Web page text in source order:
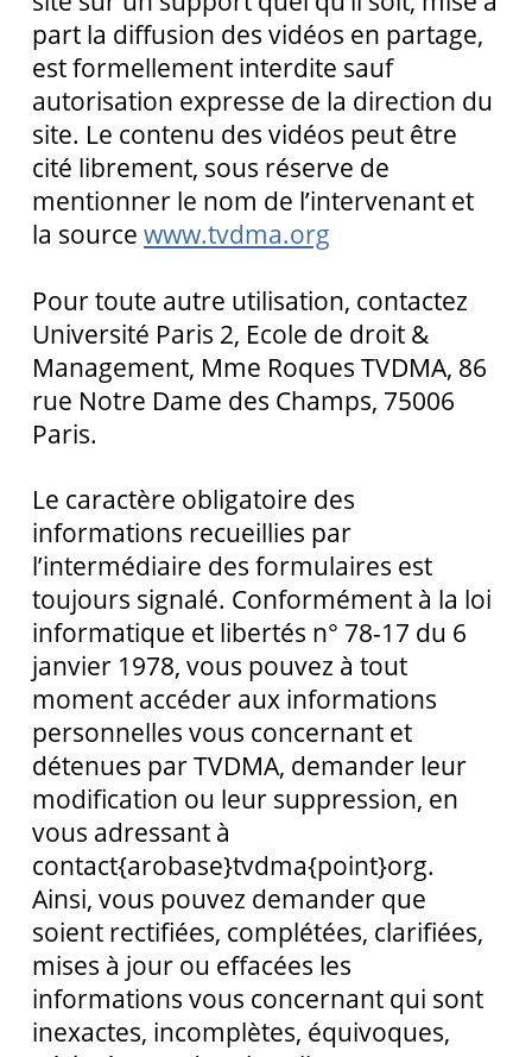
part la diffusion des vidéos en partage,
est formellement interdite sauf
autorisation expresse de la direction du
site. Le contenu des vidéos peut être
cité librement, sous réserve de
mentionner le nom de l’intervenant et
la sourcewww.tvdma.org
Pour toute autre utilisation, contactez
Université Paris 2, Ecole de droit &
Management, Mme Roques TVDMA, 86
rue Notre Dame des Champs, 75006
Paris.
Le caractère obligatoire des
informations recueillies par
l’intermédiaire des formulaires est
toujours signalé. Conformément à la loi
informatique et libertés n° 78-17 du 6
janvier 1978, vous pouvez à tout
moment accéder aux informations
personnelles vous concernant et
détenues par TVDMA, demander leur
modification ou leur suppression, en
vous adressant à
contact{arobase}tvdma{point}org.
Ainsi, vous pouvez demander que
soient rectifiées, complétées, clarifiées,
mises à jour ou effacées les
informations vous concernant qui sont
inexactes, incomplètes, équivoques,